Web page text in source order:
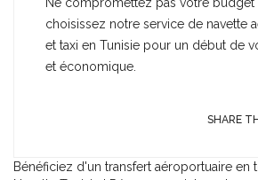
choisissez notre service de navette
et taxi en Tunisie pour un début de
et économique.
SHARE
Bénéficiez d'un transfert aéroportuaire en